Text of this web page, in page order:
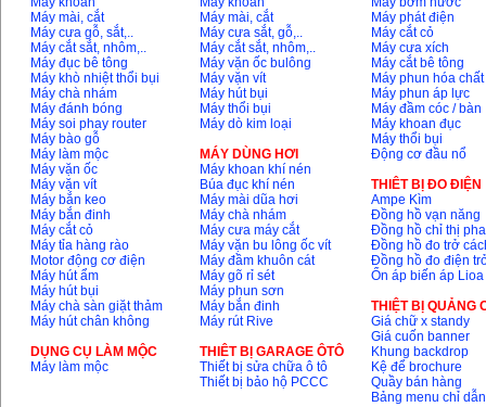
Makita LS1019L
(1510W)
Giá: 14068000
Bộ máy khoan 100
chi tiết Bosch GSB
13RE (650W)
Giá:
Máy khoan Bosch
GSB 16RE (750W)
Giá: 1850000
Động cơ xăng Honda
GX160 (5.5HP)
Giá:7200000
Máy mài, cắt
Máy cưa gỗ, sắt,..
Máy cắt sắt, nhôm,..
Máy đục bê tông
Máy khò nhiệt thổi bụi
Máy chà nhám
Máy đánh bóng
Máy soi phay router
Máy bào gỗ
Máy làm mộc
Máy vặn ốc
Máy vặn vít
Máy bắn keo
Máy bắn đinh
Máy cắt cỏ
Máy tỉa hàng rào
Motor động cơ điện
Máy hút ẩm
Máy hút bụi
Máy chà sàn giặt thảm
Máy hút chân không
DỤNG CỤ LÀM MỘC
Máy làm mộc
Máy mài, cắt
Máy cưa sắt, gỗ,..
Máy cắt sắt, nhôm,..
Máy vặn ốc bulông
Máy vặn vít
Máy hút bụi
Máy thổi bụi
Máy dò kim loại
MÁY DÙNG HƠI
Máy khoan khí nén
Búa đục khí nén
Máy mài dũa hơi
Máy chà nhám
Máy cưa máy cắt
Máy vặn bu lông ốc vít
Máy đầm khuôn cát
Máy gõ rỉ sét
Máy phun sơn
Máy bắn đinh
Máy rút Rive
THIÊT BỊ GARAGE ÔTÔ
Thiết bị sửa chữa ô tô
Thiết bị bảo hộ PCCC
Máy phát điện
Máy cắt cỏ
Máy cưa xích
Máy cắt bê tông
Máy phun hóa chất
Máy phun áp lực
Máy đầm cóc / bàn
Máy khoan đục
Máy thổi bụi
Động cơ đầu nổ
THIÊT BỊ ĐO ĐIỆN
Ampe Kìm
Đồng hồ vạn năng
Đồng hồ chỉ thị pha
Đồng hồ đo trở
Đồng hồ đo điện
Ổn áp biến áp Lioa
THIỆT BỊ QUẢNG
Giá chữ x standy
Giá cuốn banner
Khung backdrop
Kệ để brochure
Quầy bán hàng
Bảng menu chỉ dẫn